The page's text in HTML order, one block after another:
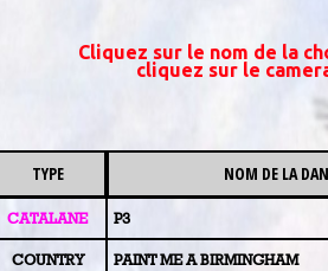
Cliquez sur le nom de la
cliquez sur le
TYPE NOM DE LA
CATALANE P3
COUNTRY PAINT ME A BIRMINGHAM